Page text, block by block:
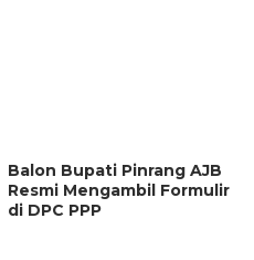
Balon Bupati Pinrang AJB
Resmi Mengambil Formulir
di DPC PPP